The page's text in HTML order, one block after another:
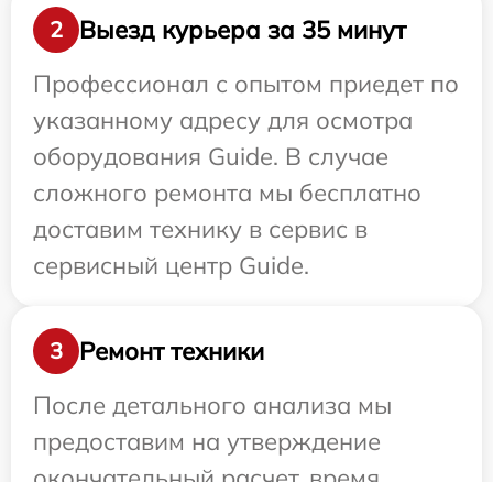
2
Выезд курьера за 35 минут
Профессионал с опытом приедет по
указанному адресу для осмотра
оборудования Guide. В случае
сложного ремонта мы бесплатно
доставим технику в сервис в
сервисный центр Guide.
3
Ремонт техники
После детального анализа мы
предоставим на утверждение